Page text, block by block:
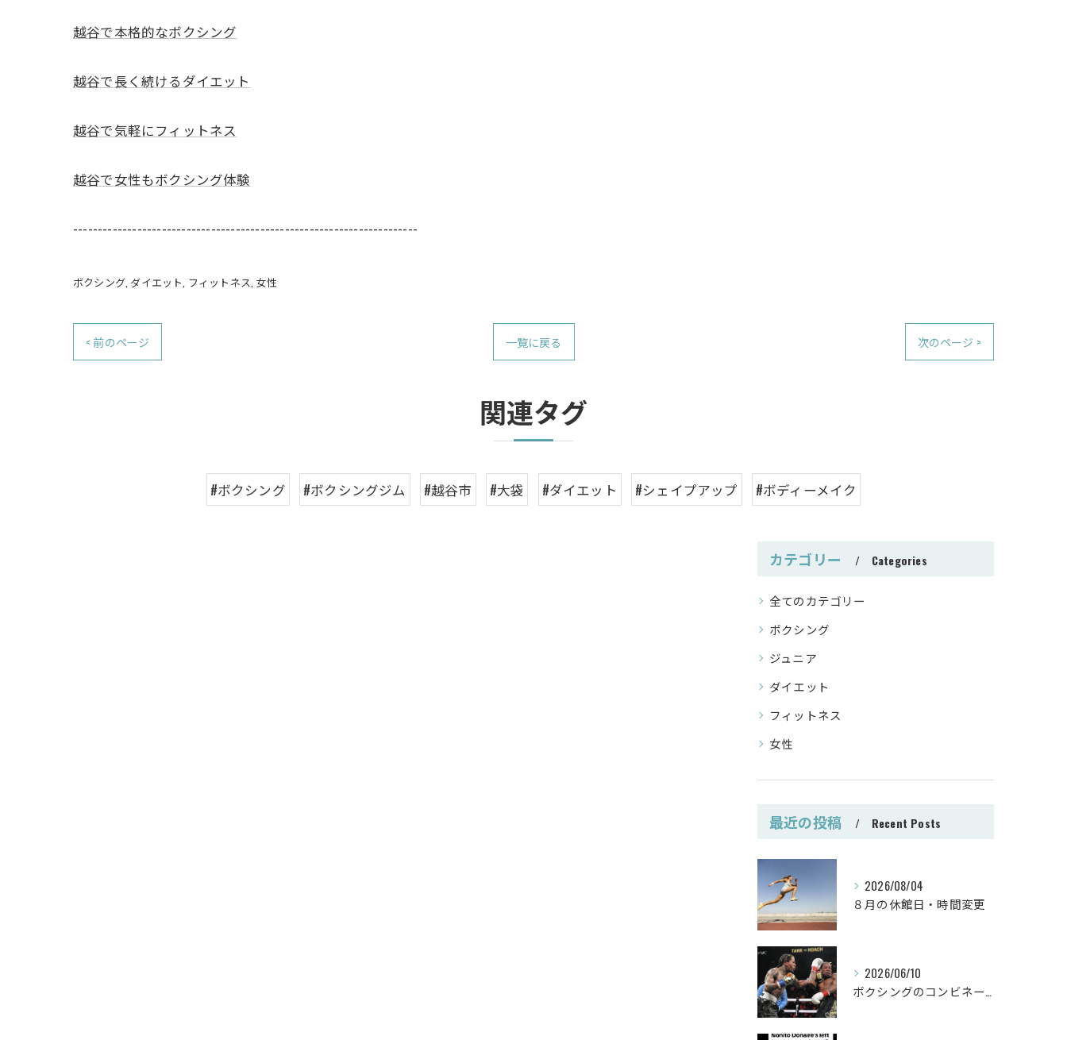
越谷で本格的なボクシング
越谷で長く続けるダイエット
越谷で気軽にフィットネス
越谷で女性もボクシング体験
----------------------------------------------------------------------
ボクシング ダイエット フィットネス 女性
< 前のページ 一覧に戻る 次のページ >
関連タグ
#ボクシング #ボクシングジム #越谷市 #大袋 #ダイエット #シェイプアップ #ボディーメイク
カテゴリー Categories
全てのカテゴリー
ボクシング
ジュニア
ダイエット
フィットネス
女性
最近の投稿 Recent Posts
2026/08/04
８月の休館日・時間変更
2026/06/10
ボクシングのコンビネーション